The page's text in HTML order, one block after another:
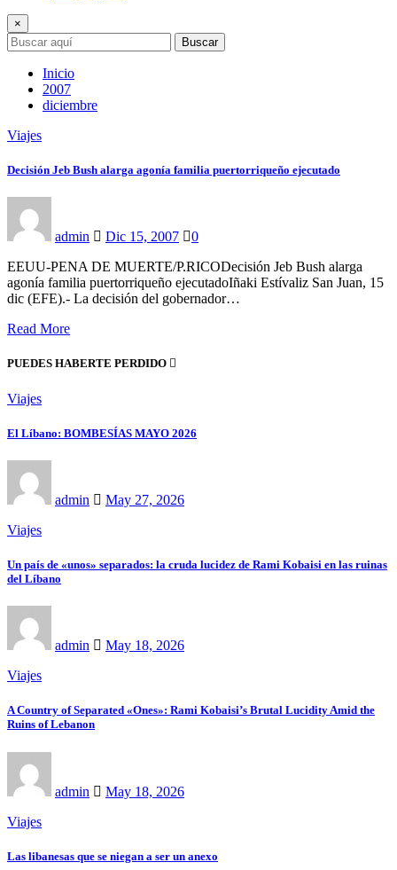
×
Buscar
Inicio
2007
diciembre
Viajes
Decisión Jeb Bush alarga agonía familia puertorriqueño ejecutado
admin Dic 15, 2007
0
EEUU-PENA DE MUERTE/P.RICODecisión Jeb Bush alarga
agonía familia puertorriqueño ejecutadoIñaki Estívaliz San Juan, 15
dic (EFE).- La decisión del gobernador…
Read More
PUEDES HABERTE PERDIDO
Viajes
El Líbano: BOMBESÍAS MAYO 2026
admin
May 27, 2026
Viajes
Un país de «unos» separados: la cruda lucidez de Rami Kobaisi en las ruinas
del Líbano
admin
May 18, 2026
Viajes
A Country of Separated «Ones»: Rami Kobaisi’s Brutal Lucidity Amid the
Ruins of Lebanon
admin
May 18, 2026
Viajes
Las libanesas que se niegan a ser un anexo